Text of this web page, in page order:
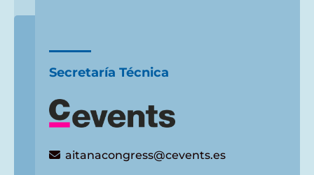
Secretaría Técnica
aitanacongress@cevents.es